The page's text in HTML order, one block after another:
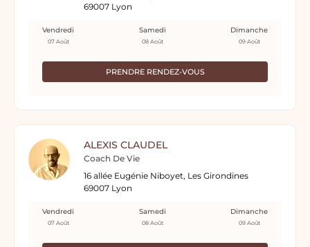
69007 Lyon
PRENDRE RENDEZ-VOUS
Vendredi
07 Août
Samedi
08 Août
Dimanche
09 Août
ALEXIS CLAUDEL
Coach De Vie
16 allée Eugénie Niboyet, Les Girondines
69007 Lyon
Vendredi
07 Août
Samedi
08 Août
Dimanche
09 Août